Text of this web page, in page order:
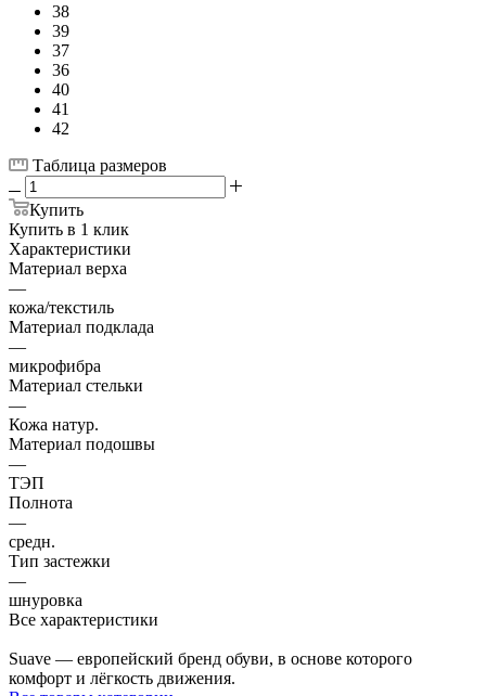
38
39
37
36
40
41
42
Таблица размеров
Купить
Купить в 1 клик
Характеристики
Материал верха
—
кожа/текстиль
Материал подклада
—
микрофибра
Материал стельки
—
Кожа натур.
Материал подошвы
—
ТЭП
Полнота
—
средн.
Тип застежки
—
шнуровка
Все характеристики
Suave — европейский бренд обуви, в основе которого
комфорт и лёгкость движения.